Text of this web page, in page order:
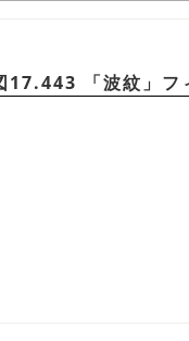
17.443 「波紋 」 フ